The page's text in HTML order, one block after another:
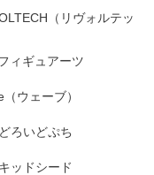
（リヴォルテッ
ィギュアーツ
（ウェーブ）
ろいどぷち
ッドシード